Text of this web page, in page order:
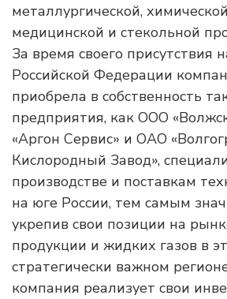
металлургической,
медицинской и стекольной
За время своего присутствия
Российской Федерации
приобрела в собственность
предприятия, как ООО
«Аргон Сервис» и ОАО
Кислородный Завод»,
производстве и поставкам
на юге России, тем самым
укрепив свои позиции на
продукции и жидких газов в
стратегически важном
компания реализует свои